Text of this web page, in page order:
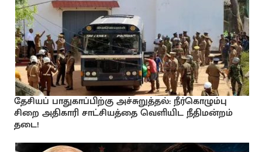
தேசியப் பாதுகாப்பிற்கு அச்சுறுத்தல்: நீர்கொழும்பு
சிறை அதிகாரி சாட்சியத்தை வெளியிட நீதிமன்றம்
தடை!